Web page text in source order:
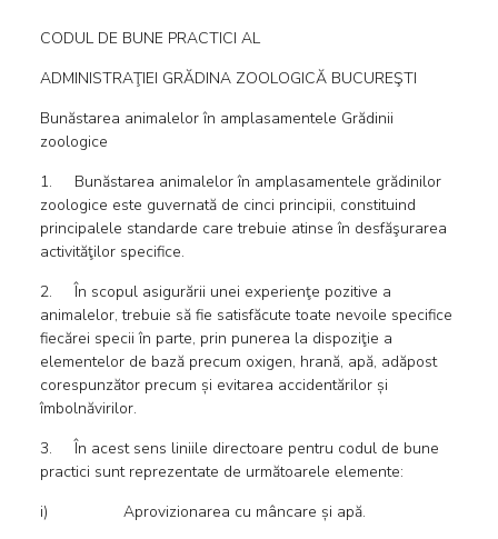
CODUL DE BUNE PRACTICI AL
ADMINISTRAŢIEI GRĂDINA ZOOLOGICĂ BUCUREŞTI
Bunăstarea animalelor în amplasamentele Grădinii
zoologice
1. Bunăstarea animalelor în amplasamentele grădinilor
zoologice este guvernată de cinci principii, constituind
principalele standarde care trebuie atinse în desfăşurarea
activităţilor specifice.
2. În scopul asigurării unei experienţe pozitive a
animalelor, trebuie să fie satisfăcute toate nevoile specifice
fiecărei specii în parte, prin punerea la dispoziţie a
elementelor de bază precum oxigen, hrană, apă, adăpost
corespunzător precum și evitarea accidentărilor și
îmbolnăvirilor.
3. În acest sens liniile directoare pentru codul de bune
practici sunt reprezentate de următoarele elemente:
i) Aprovizionarea cu mâncare și apă.